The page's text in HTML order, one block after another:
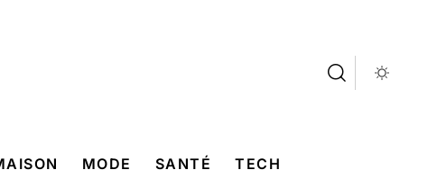
MODE SANTÉ TECH